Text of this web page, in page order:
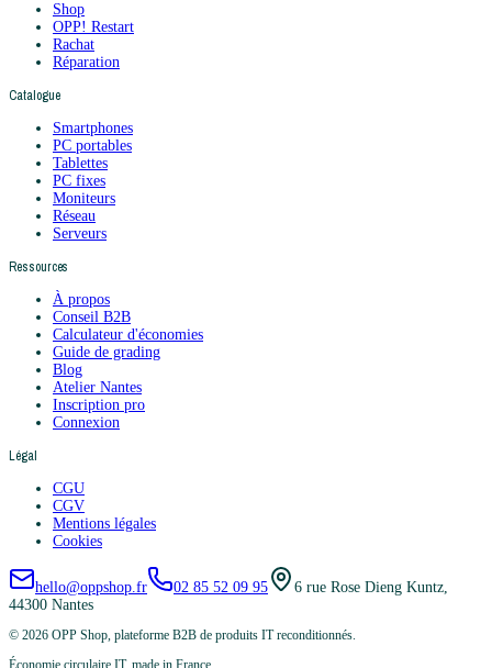
Shop
OPP! Restart
Rachat
Réparation
Catalogue
Smartphones
PC portables
Tablettes
PC fixes
Moniteurs
Réseau
Serveurs
Ressources
À propos
Conseil B2B
Calculateur d'économies
Guide de grading
Blog
Atelier Nantes
Inscription pro
Connexion
Légal
CGU
CGV
Mentions légales
Cookies
hello@oppshop.fr 02 85 52 09 95
6 rue Rose Dieng Kuntz,
44300 Nantes
© 2026 OPP Shop, plateforme B2B de produits IT reconditionnés.
Économie circulaire IT, made in France.